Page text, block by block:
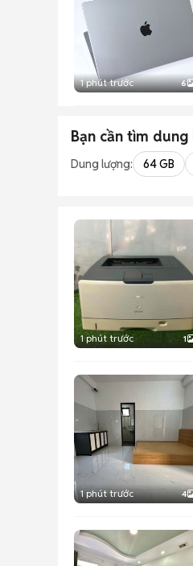
1 phút trước 6
Bạn cần tìm dung
Dung lượng: 64 GB
1 phút trước 1
1 phút trước 4